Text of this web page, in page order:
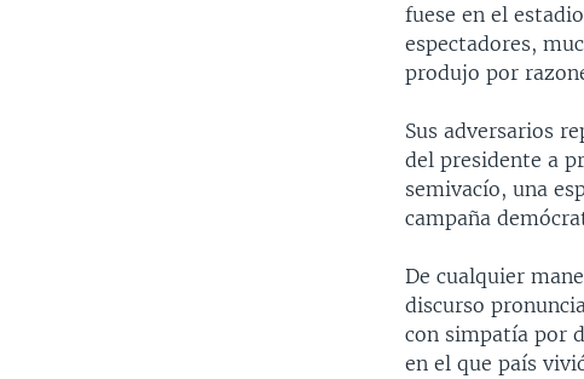
fuese en el
espectadores,
produjo por
Sus adversarios
del presidente a
semivacío, una
campaña
De cualquier
discurso
con simpatía por
en el que país